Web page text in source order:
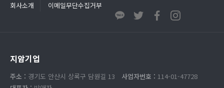
회사소개 이메일무단수집거부
지암기업
주소 : 경기도 안산시 상록구 담원길 13 사업자번호 : 114-01-47728